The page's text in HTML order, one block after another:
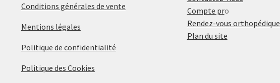
Conditions générales de vente
Mentions légales
Politique de confidentialité
Politique des Cookies
Compte pro
Rendez-vous orthopédique
Plan du site